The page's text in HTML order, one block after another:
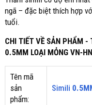
ngã – đặc biệt thích hợp
tuổi.
CHI TIẾT VỀ SẢN PHẨM
0.5MM LOẠI MỎNG VN-HN
Tên mã
sản
phẩm:
Simili